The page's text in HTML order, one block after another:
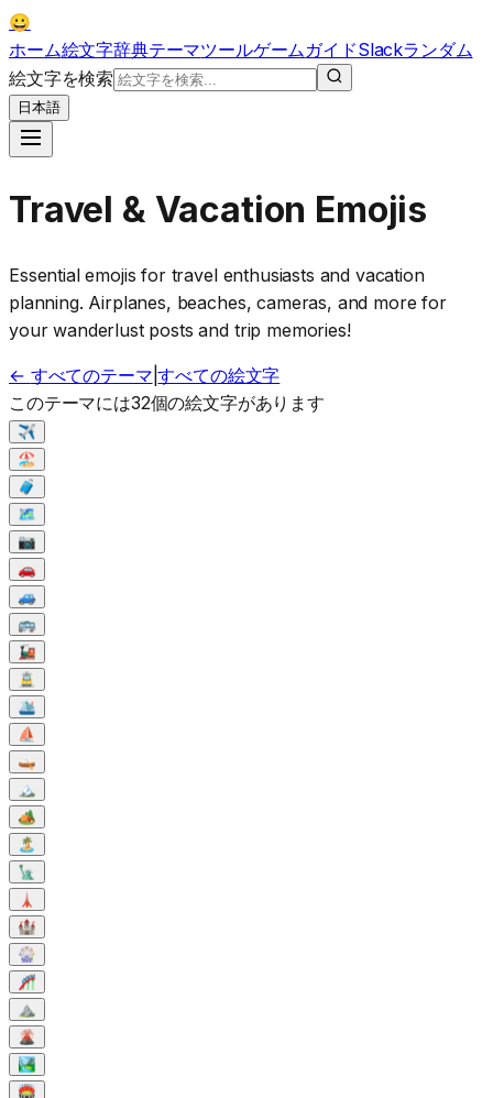
😀
ホーム絵文字辞典テーマツールゲームガイドSlackランダム
絵文字を検索
日本語
Travel & Vacation Emojis
Essential emojis for travel enthusiasts and vacation
planning. Airplanes, beaches, cameras, and more for
your wanderlust posts and trip memories!
← すべてのテーマ |すべての絵文字
このテーマには32個の絵文字があります
✈️
🏖️
🧳
🗺️
📷
🚗
🚙
🚌
🚂
🚊
🛳️
⛵
🛶
🏔️
🏕️
🏝️
🗽
🗼
🏰
🎡
🎢
⛰️
🌋
🏞️
🏟️